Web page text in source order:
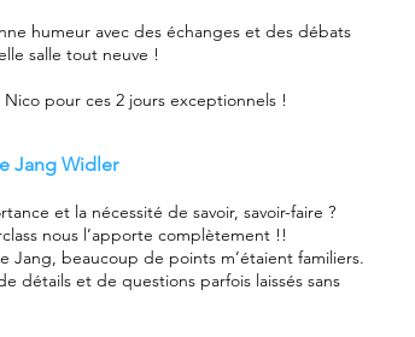
humeur avec des échanges et des débats
salle tout neuve !
pour ces 2 jours exceptionnels !
Jang Widler
et la nécessité de savoir, savoir-faire ?
nous l’apporte complètement !!
Jang, beaucoup de points m’étaient familiers.
détails et de questions parfois laissés sans